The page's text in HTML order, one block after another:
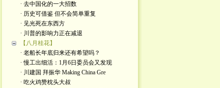
· 去中国化的一大招数
· 历史可借鉴 但不会简单重复
· 见光死在东西方
· 川普的影响力正在减退
【八月桂花】
· 老船长年底归来还有希望吗？
· 慢工出细活：1月6日委员会又发现
· 川建国 拜振华 Making China Gre
· 吃火鸡赞枕头大叔